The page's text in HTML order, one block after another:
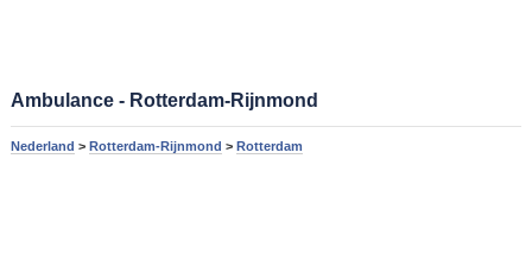
Ambulance - Rotterdam-Rijnmond
Nederland > Rotterdam-Rijnmond > Rotterdam